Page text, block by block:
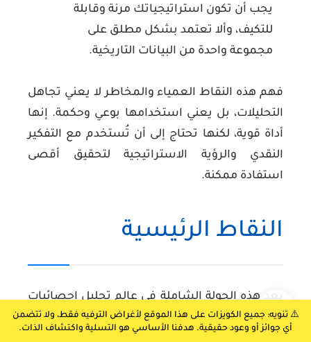
يجب أن تكون استراتيجياتك مرنة وقابلة
للتكيف، وألا تعتمد بشكل مطلق على
مجموعة واحدة من البيانات التاريخية.
فهم هذه النقاط العمياء والمخاطر لا يعني تجاهل
التحليلات، بل يعني استخدامها بوعي وحكمة. إنها
أداة قوية، لكنها تحتاج إلى أن تُستخدم مع التفكير
النقدي والرؤية الاستراتيجية لتحقيق أقصى
استفادة ممكنة.
النقاط الرئيسية
بعد هذه الجولة الشاملة في عالم تحليل إحصائيات
يوتيوب، حان الوقت لتلخيص أهم النقاط التي
⚠️ تنويه: جميع الكويزات على هذا الموقع لأغراض الترفيه فقط، ولا تتضمن
أي جوائز أو وعود حقيقية. هدفنا الأساسي هو التسلية واكتشاف الذات.